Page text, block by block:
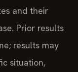
and their
Prior results
results may
situation,